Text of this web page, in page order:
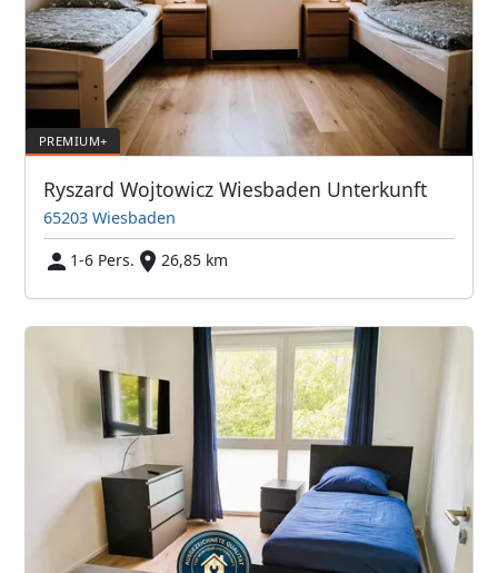
Ryszard Wojtowicz Wiesbaden Unterkunft
65203 Wiesbaden
1-6 Pers.
26,85 km